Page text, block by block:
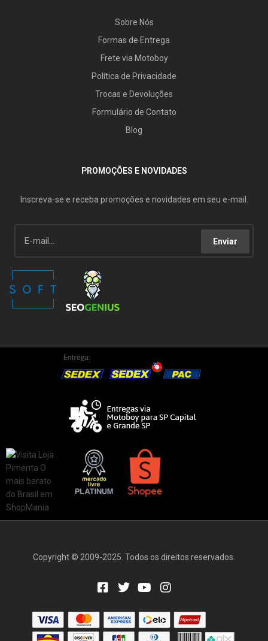
Sobre Nós
Formas de Entrega
Frete via Motoboy
Política de Privacidade
Trocas e Devoluções
Formulário de Contato
Blog
PROMOÇÕES E NOVIDADES
Inscreva-se e receba promoções e novidades em seu e-mail.
Enviar
Copyright © 2009-2025. Todos os direitos reservados.